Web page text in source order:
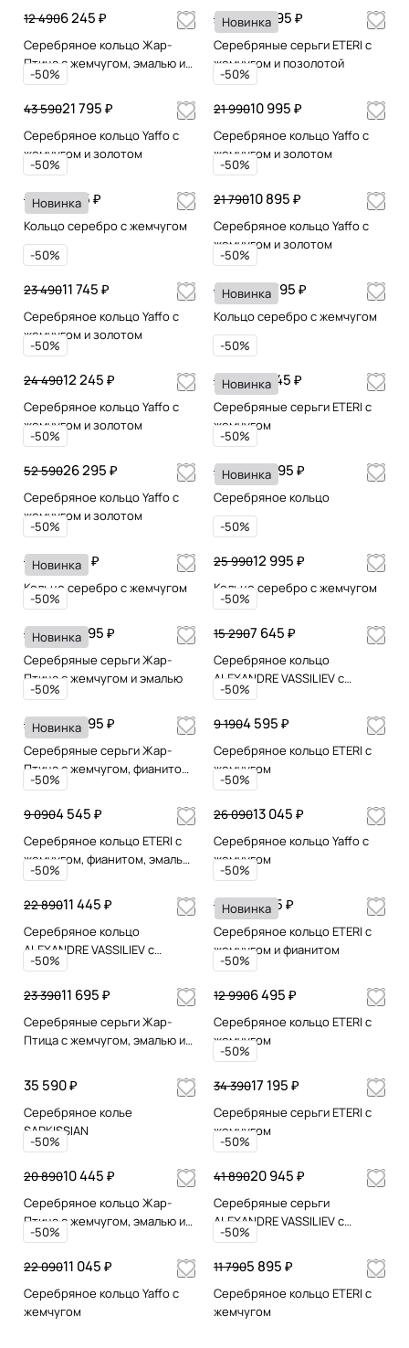
6 245 ₽
12 490
Серебряное кольцо Жар-
Птица с жемчугом, эмалью и
позолотой
Новинка13 995 ₽
27 990
Серебряные серьги ETERI с
жемчугом и позолотой
-50%
21 795 ₽
43 590
Серебряное кольцо Yaffo с
жемчугом и золотом
-50%
10 995 ₽
21 990
Серебряное кольцо Yaffo с
жемчугом и золотом
Новинка
-50%
4 895 ₽
9 790
Кольцо серебро с жемчугом
-50%
10 895 ₽
21 790
Серебряное кольцо Yaffo с
жемчугом и золотом
-50%
11 745 ₽
23 490
Серебряное кольцо Yaffo с
жемчугом и золотом
Новинка
-50%
24 795 ₽
49 590
Кольцо серебро с жемчугом
-50%
12 245 ₽
24 490
Серебряное кольцо Yaffo с
жемчугом и золотом
Новинка
-50%
10 645 ₽
21 290
Серебряные серьги ETERI с
жемчугом
-50%
26 295 ₽
52 590
Серебряное кольцо Yaffo с
жемчугом и золотом
Новинка
-50%
10 295 ₽
20 590
Серебряное кольцо
Новинка
-50%
4 595 ₽
9 190
Кольцо серебро с жемчугом
-50%
12 995 ₽
25 990
Кольцо серебро с жемчугом
Новинка
-50%
10 295 ₽
20 590
Серебряные серьги Жар-
Птица с жемчугом и эмалью
-50%
7 645 ₽
15 290
Серебряное кольцо
ALEXANDRE VASSILIEV с
жемчугом и марказитами
Swarovski
Новинка
-50%
14 495 ₽
28 990
Серебряные серьги Жар-
Птица с жемчугом, фианитом,
эмалью и позолотой
-50%
4 595 ₽
9 190
Серебряное кольцо ETERI с
жемчугом
-50%
4 545 ₽
9 090
Серебряное кольцо ETERI с
жемчугом, фианитом, эмалью
и позолотой
-50%
13 045 ₽
26 090
Серебряное кольцо Yaffo с
жемчугом
-50%
11 445 ₽
22 890
Серебряное кольцо
ALEXANDRE VASSILIEV с
жемчугом, марказитами
Swarovski и позолотой
Новинка
-50%
6 145 ₽
12 290
Серебряное кольцо ETERI с
жемчугом и фианитом
-50%
11 695 ₽
23 390
Серебряные серьги Жар-
Птица с жемчугом, эмалью и
-50%
6 495 ₽
12 990
Серебряное кольцо ETERI с
жемчугом
35 590 ₽
Серебряное колье
SARKISSIAN
-50%
17 195 ₽
34 390
Серебряные серьги ETERI с
жемчугом
-50%
10 445 ₽
20 890
Серебряное кольцо Жар-
Птица с жемчугом, эмалью и
позолотой
-50%
20 945 ₽
41 890
Серебряные серьги
ALEXANDRE VASSILIEV с
микрожемчугом и
марказитами Swarovski
-50%
11 045 ₽
22 090
Серебряное кольцо Yaffo с
жемчугом
-50%
5 895 ₽
11 790
Серебряное кольцо ETERI с
жемчугом